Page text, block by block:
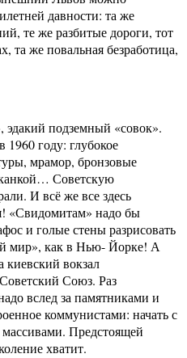
давности: та же
те же разбитые дороги, тот
та же повальная безработица,
эдакий подземный «совок».
году: глубокое
мрамор, бронзовые
Советскую
И всё же все здесь
«Свидомитам» надо бы
и голые стены разрисовать
мир», как в Нью- Йорке! А
вокзал
Союз. Раз
вслед за памятниками и
коммунистами: начать с
Предстоящей
хватит.